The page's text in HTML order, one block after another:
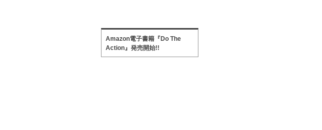
Amazon電子書籍『Do The
Action』発売開始!!